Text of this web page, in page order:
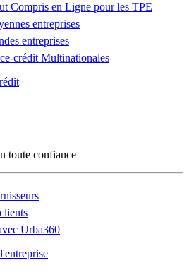
Compris en Ligne pour les TPE
entreprises
entreprises
crédit Multinationales
toute confiance
Urba360